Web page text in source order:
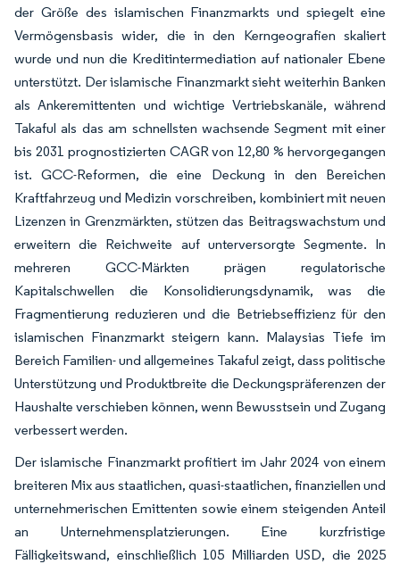
der Größe des islamischen Finanzmarkts und spiegelt eine
Vermögensbasis wider, die in den Kerngeografien skaliert
wurde und nun die Kreditintermediation auf nationaler Ebene
unterstützt. Der islamische Finanzmarkt sieht weiterhin Banken
als Ankeremittenten und wichtige Vertriebskanäle, während
Takaful als das am schnellsten wachsende Segment mit einer
bis 2031 prognostizierten CAGR von 12,80 % hervorgegangen
ist. GCC-Reformen, die eine Deckung in den Bereichen
Kraftfahrzeug und Medizin vorschreiben, kombiniert mit neuen
Lizenzen in Grenzmärkten, stützen das Beitragswachstum und
erweitern die Reichweite auf unterversorgte Segmente. In
mehreren GCC-Märkten prägen regulatorische
Kapitalschwellen die Konsolidierungsdynamik, was die
Fragmentierung reduzieren und die Betriebseffizienz für den
islamischen Finanzmarkt steigern kann. Malaysias Tiefe im
Bereich Familien- und allgemeines Takaful zeigt, dass politische
Unterstützung und Produktbreite die Deckungspräferenzen der
Haushalte verschieben können, wenn Bewusstsein und Zugang
verbessert werden.
Der islamische Finanzmarkt profitiert im Jahr 2024 von einem
breiteren Mix aus staatlichen, quasi-staatlichen, finanziellen und
unternehmerischen Emittenten sowie einem steigenden Anteil
an Unternehmensplatzierungen. Eine kurzfristige
Fälligkeitswand, einschließlich 105 Milliarden USD, die 2025